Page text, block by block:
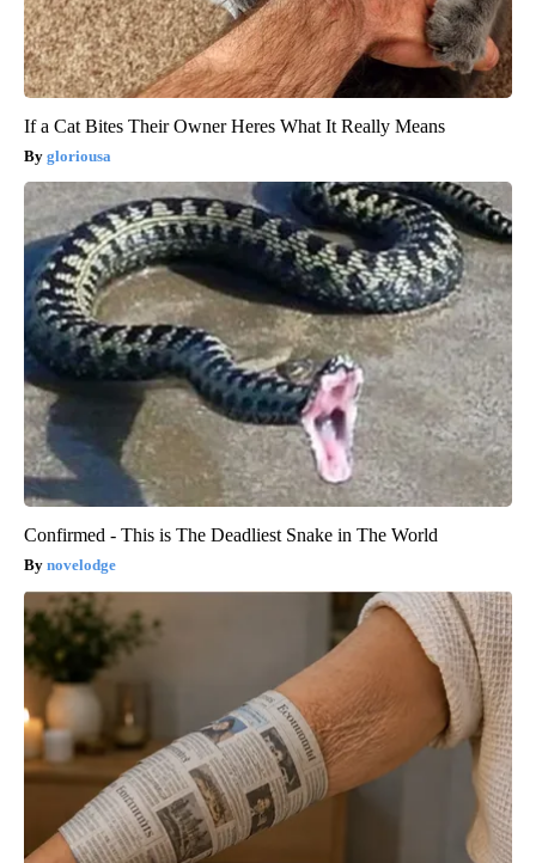
If a Cat Bites Their Owner Heres What It Really Means
gloriousa
Confirmed - This is The Deadliest Snake in The World
novelodge